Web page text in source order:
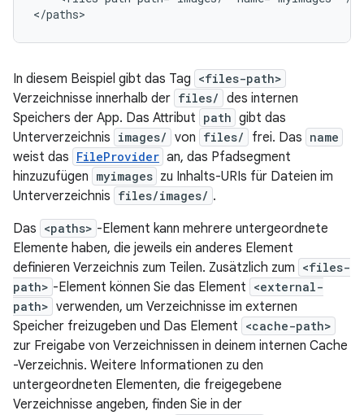
</paths>
In diesem Beispiel gibt das Tag <files-path>
Verzeichnisse innerhalb der files/ des internen
Speichers der App. Das Attribut path gibt das
Unterverzeichnis images/ von files/ frei. Das name
weist das FileProvider an, das Pfadsegment
hinzuzufügen myimages zu Inhalts-URIs für Dateien im
Unterverzeichnis files/images/ .
Das <paths> -Element kann mehrere untergeordnete
Elemente haben, die jeweils ein anderes Element
definieren Verzeichnis zum Teilen. Zusätzlich zum <files-
path> -Element können Sie das Element <external-
path> verwenden, um Verzeichnisse im externen
Speicher freizugeben und Das Element <cache-path>
zur Freigabe von Verzeichnissen in deinem internen Cache
-Verzeichnis. Weitere Informationen zu den
untergeordneten Elementen, die freigegebene
Verzeichnisse angeben, finden Sie in der